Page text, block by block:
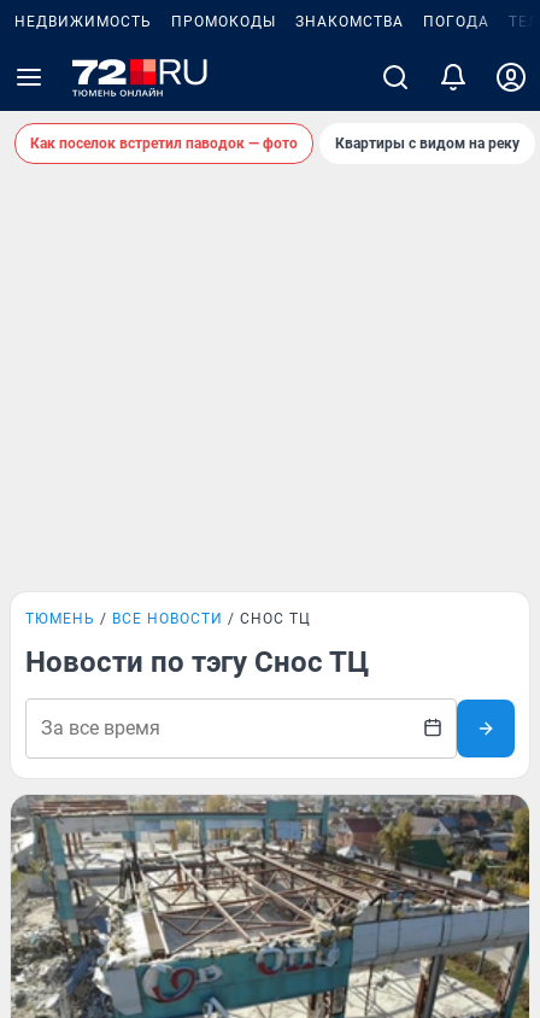
НЕДВИЖИМОСТЬ ПРОМОКОДЫ ЗНАКОМСТВА ПОГОДА
Как поселок встретил паводок — фото Квартиры с видом на реку
ТЮМЕНЬ ВСЕ НОВОСТИ СНОС ТЦ
Новости по тэгу Снос ТЦ